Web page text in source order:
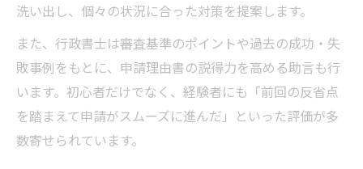
洗い出し、個々の状況に合った対策を提案します。
また、行政書士は審査基準のポイントや過去の成功・失
敗事例をもとに、申請理由書の説得力を高める助言も行
います。初心者だけでなく、経験者にも「前回の反省点
を踏まえて申請がスムーズに進んだ」といった評価が多
数寄せられています。